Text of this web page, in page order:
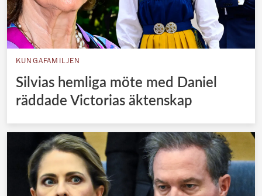
KUNGAFAMILJEN
Silvias hemliga möte med Daniel
räddade Victorias äktenskap